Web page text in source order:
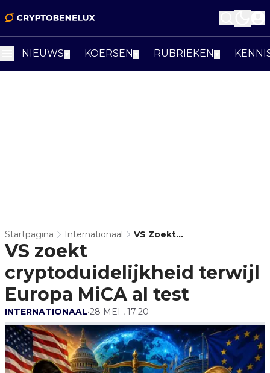
NIEUWS KOERSEN RUBRIEKEN
Startpagina Internationaal
VS Zoekt
VS zoekt
cryptoduidelijkheid terwijl
Europa MiCA al test
INTERNATIONAAL•28 MEI , 17:20